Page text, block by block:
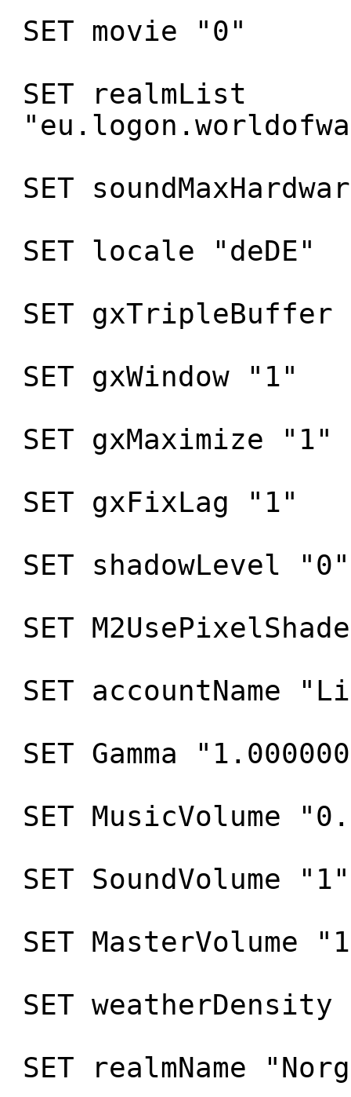
SET movie "0"
SET realmList
SET
SET locale "deDE"
SET gxTripleBuffer
SET gxWindow "1"
SET gxMaximize "1"
SET gxFixLag "1"
SET shadowLevel "0"
SET
SET accountName
SET Gamma
SET MusicVolume
SET SoundVolume "1"
SET MasterVolume
SET
SET realmName